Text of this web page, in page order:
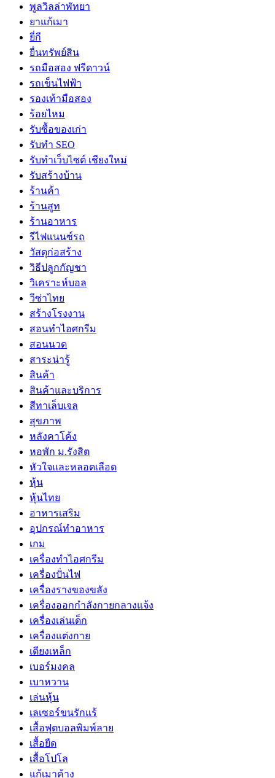
พูลวิลล่าพัทยา
ยาแก้เมา
ยี่กี
ยื่นทรัพย์สิน
รถมือสอง ฟรีดาวน์
รถเข็นไฟฟ้า
รองเท้ามือสอง
ร้อยไหม
รับซื้อของเก่า
รับทำ SEO
รับทำเว็บไซต์ เชียงใหม่
รับสร้างบ้าน
ร้านค้า
ร้านสูท
ร้านอาหาร
รีไฟแนนซ์รถ
วัสดุก่อสร้าง
วิธีปลูกกัญชา
วิเคราะห์บอล
วีซ่าไทย
สร้างโรงงาน
สอนทำไอศกรีม
สอนนวด
สาระน่ารู้
สินค้า
สินค้าและบริการ
สีทาเล็บเจล
สุขภาพ
หลังคาโค้ง
หอพัก ม.รังสิต
หัวใจและหลอดเลือด
หุ้น
หุ้นไทย
อาหารเสริม
อุปกรณ์ทำอาหาร
เกม
เครื่องทำไอศกรีม
เครื่องปั่นไฟ
เครื่องรางของขลัง
เครื่องออกกำลังกายกลางแจ้ง
เครื่องเล่นเด็ก
เครื่องแต่งกาย
เตียงเหล็ก
เบอร์มงคล
เบาหวาน
เล่นหุ้น
เลเซอร์ขนรักแร้
เสื้อฟุตบอลพิมพ์ลาย
เสื้อยืด
เสื้อโปโล
แก้เมาค้าง